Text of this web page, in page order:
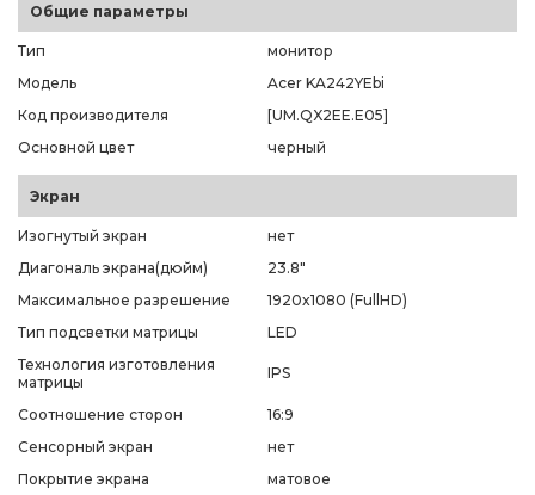
Общие параметры
Тип
монитор
Модель
Acer KA242YEbi
Код производителя
[UM.QX2EE.E05]
Основной цвет
черный
Экран
Изогнутый экран
нет
Диагональ экрана(дюйм)
23.8"
Максимальное разрешение
1920x1080 (FullHD)
Тип подсветки матрицы
LED
Технология изготовления
матрицы
IPS
Соотношение сторон
16:9
Сенсорный экран
нет
Покрытие экрана
матовое